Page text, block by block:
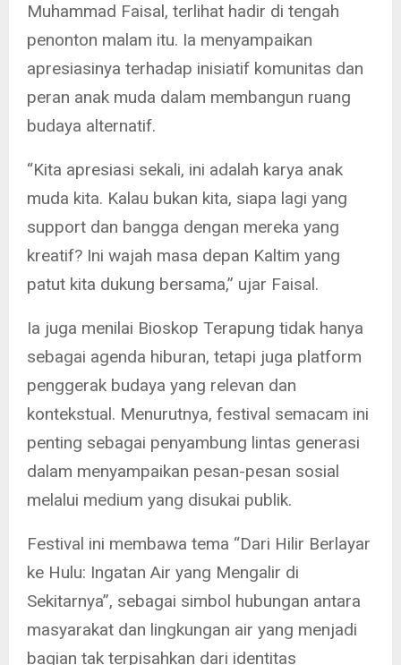
Muhammad Faisal, terlihat hadir di tengah
penonton malam itu. Ia menyampaikan
apresiasinya terhadap inisiatif komunitas dan
peran anak muda dalam membangun ruang
budaya alternatif.
“Kita apresiasi sekali, ini adalah karya anak
muda kita. Kalau bukan kita, siapa lagi yang
support dan bangga dengan mereka yang
kreatif? Ini wajah masa depan Kaltim yang
patut kita dukung bersama,” ujar Faisal.
Ia juga menilai Bioskop Terapung tidak hanya
sebagai agenda hiburan, tetapi juga platform
penggerak budaya yang relevan dan
kontekstual. Menurutnya, festival semacam ini
penting sebagai penyambung lintas generasi
dalam menyampaikan pesan-pesan sosial
melalui medium yang disukai publik.
Festival ini membawa tema “Dari Hilir Berlayar
ke Hulu: Ingatan Air yang Mengalir di
Sekitarnya”, sebagai simbol hubungan antara
masyarakat dan lingkungan air yang menjadi
bagian tak terpisahkan dari identitas